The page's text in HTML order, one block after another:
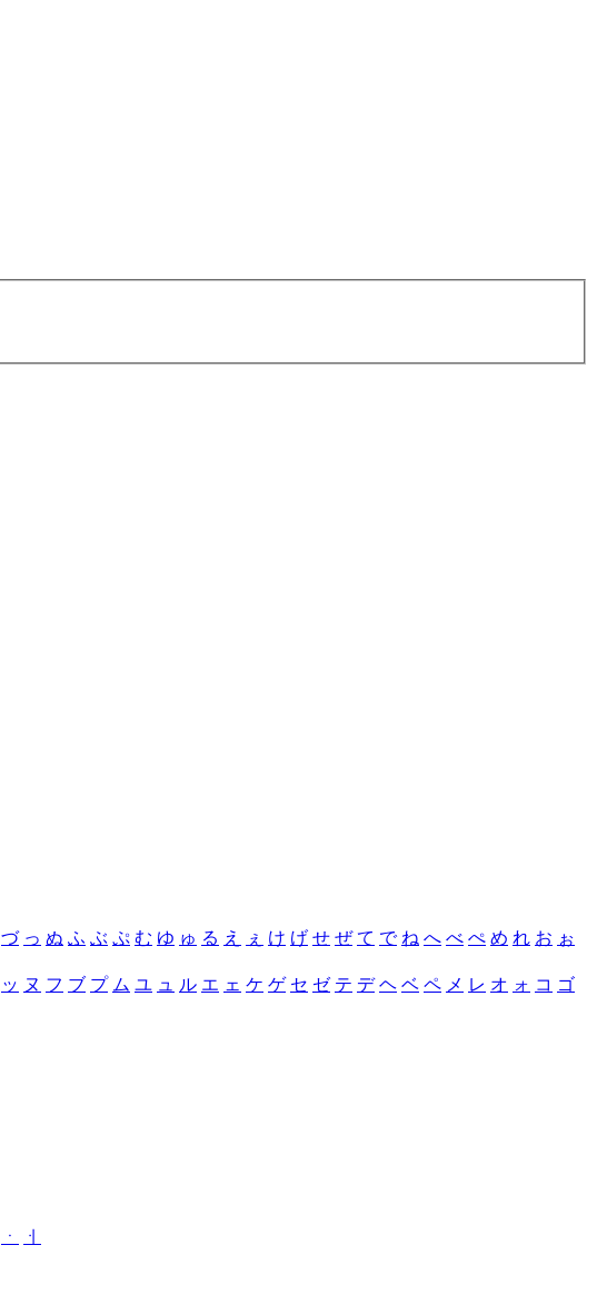
づ っ ぬ ふ ぶ ぷ む ゆ ゅ る え ぇ け げ せ ぜ て で ね へ べ ぺ め れ お ぉ
ッ ヌ フ ブ プ ム ユ ュ ル エ ェ ケ ゲ セ ゼ テ デ ヘ ベ ペ メ レ オ ォ コ ゴ
ㆍ
ㆎ